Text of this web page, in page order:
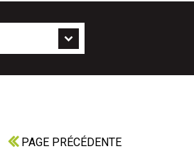
PAGE PRÉCÉDENTE